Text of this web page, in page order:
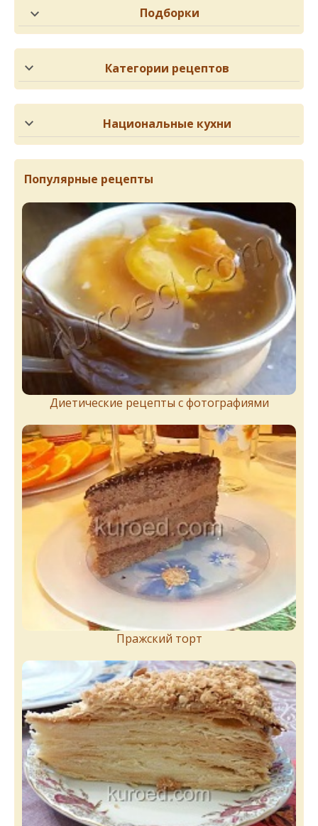
Подборки
Категории рецептов
Национальные кухни
Популярные рецепты
Диетические рецепты с фотографиями
Пражский торт